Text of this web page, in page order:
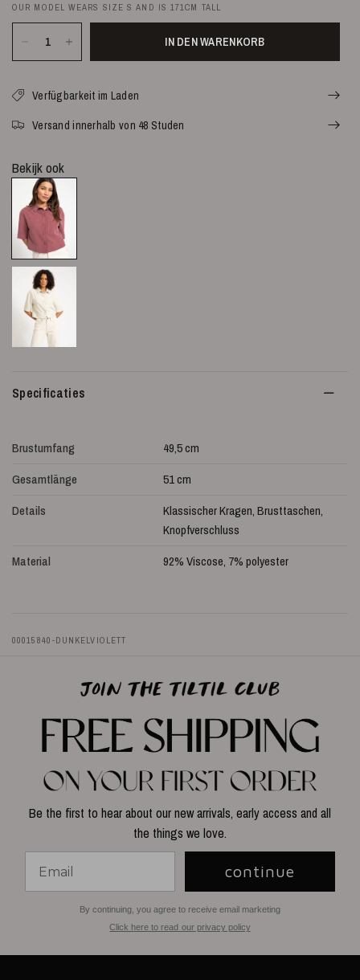
OUR MODEL WEARS SIZE S AND IS 171CM TALL
IN DEN WARENKORB
Verfügbarkeit im Laden
Versand innerhalb von 48 Studen
Bekijk ook
Specificaties
Brustumfang
49,5 cm
Gesamtlänge
51 cm
Details
Klassischer Kragen, Brusttaschen,
Knopfverschluss
Material
92% Viscose, 7% polyester
00015840-DUNKELVIOLETT
Be the first to hear about our new arrivals, early access and all
the things we love.
continue
By continuing, you agree to receive email marketing
Click here to read our privacy policy